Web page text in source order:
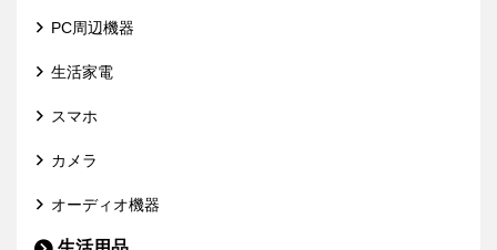
PC周辺機器
生活家電
スマホ
カメラ
オーディオ機器